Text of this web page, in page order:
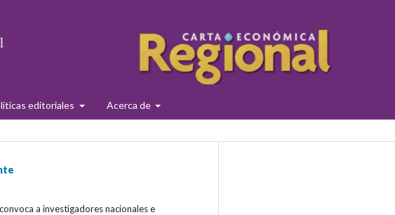
editoriales Acerca de
a investigadores nacionales e